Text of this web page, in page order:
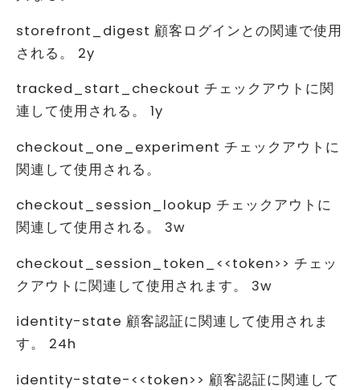
storefront_digest 顧客ログインとの関連で使用
される。 2y
tracked_start_checkout チェックアウトに関
連して使用される。 1y
checkout_one_experiment チェックアウトに
関連して使用される。
checkout_session_lookup チェックアウトに
関連して使用される。 3w
checkout_session_token_<<token>> チェッ
クアウトに関連して使用されます。 3w
identity-state 顧客認証に関連して使用されま
す。 24h
identity-state-<<token>> 顧客認証に関連して